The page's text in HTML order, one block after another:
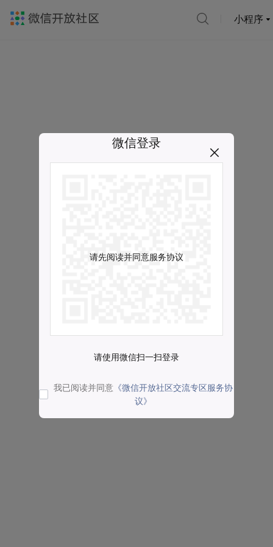
小程序
微信登录
请先阅读并同意服务协议
请使用微信扫一扫登录
我已阅读并同意 《微信开放社区交流专区服务协
议》